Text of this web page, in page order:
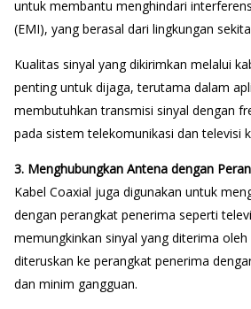
untuk membantu menghindari
(EMI), yang berasal dari lingkungan
Kualitas sinyal yang dikirimkan melalui
penting untuk dijaga, terutama dalam
membutuhkan transmisi sinyal dengan
pada sistem telekomunikasi dan televisi
3. Menghubungkan Antena dengan
Kabel Coaxial juga digunakan untuk
dengan perangkat penerima seperti
memungkinkan sinyal yang diterima
diteruskan ke perangkat penerima
dan minim gangguan.